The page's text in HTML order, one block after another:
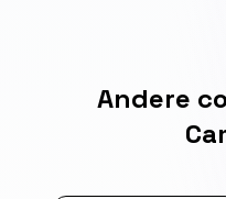
Andere